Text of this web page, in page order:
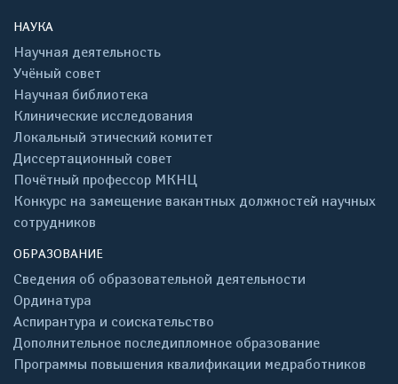
НАУКА
Научная деятельность
Учёный совет
Научная библиотека
Клинические исследования
Локальный этический комитет
Диссертационный совет
Почётный профессор МКНЦ
Конкурс на замещение вакантных должностей научных
сотрудников
ОБРАЗОВАНИЕ
Сведения об образовательной деятельности
Ординатура
Аспирантура и соискательство
Дополнительное последипломное образование
Программы повышения квалификации медработников